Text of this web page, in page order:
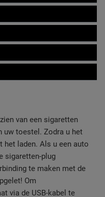
van een sigaretten
uw toestel. Zodra u het
laden. Als u een auto
sigaretten-plug
te maken met de
Om
via de USB-kabel te